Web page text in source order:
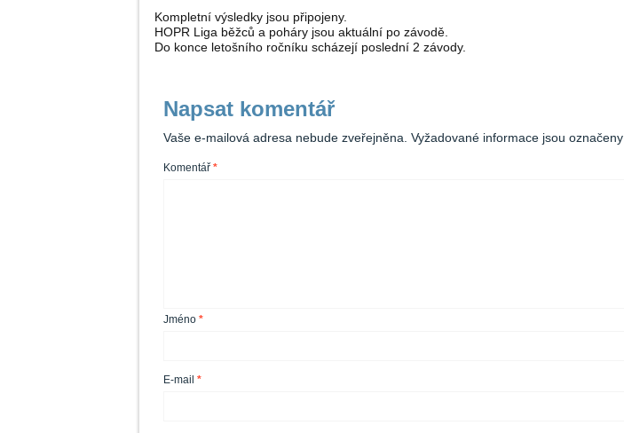
Kompletní výsledky jsou připojeny.
HOPR Liga běžců a poháry jsou aktuální po závodě.
Do konce letošního ročníku scházejí poslední 2 závody.
Napsat komentář
Vaše e-mailová adresa nebude zveřejněna. Vyžadované informace jsou označeny
Komentář *
Jméno *
E-mail *